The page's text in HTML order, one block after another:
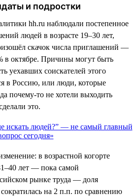
и подростки
hh.ru наблюдали постепенное
людей в возрасте 19–30 лет,
скачок числа приглашений —
в октябре. Причины могут быть
уехавших соискателей этого
в Россию, или люди, которые
почему-то не хотели выходить
это.
в возрастной когорте
лет — пока самой
рынке труда — доля
на 2 п.п. по сравнению